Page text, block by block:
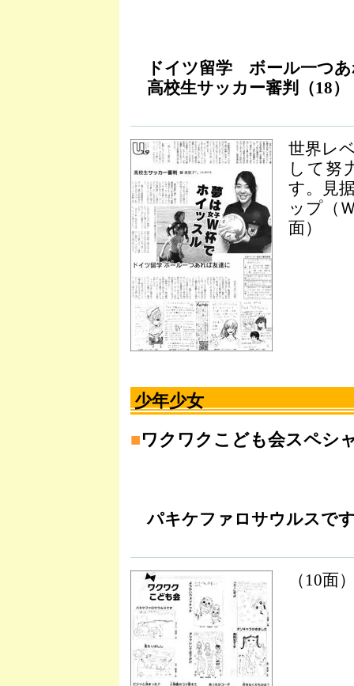
ドイツ留学 ボール一つあ
高校生サッカー審判（18）
世界レ
して努
す。見
ップ（
面）
少年少女
■ワクワクこども会スペシ
パキケファロサウルスで
（10面